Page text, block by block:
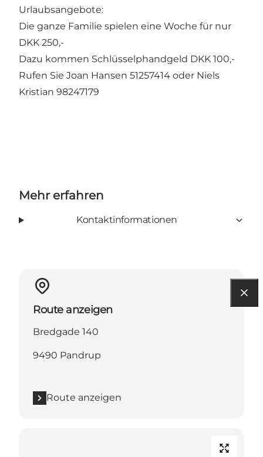
Urlaubsangebote:
Die ganze Familie spielen eine Woche für nur
DKK 250,-
Dazu kommen Schlüsselphandgeld DKK 100,-
Rufen Sie Joan Hansen 51257414 oder Niels
Kristian 98247179
Mehr erfahren
Kontaktinformationen
Route anzeigen
Bredgade 140
9490 Pandrup
Route anzeigen